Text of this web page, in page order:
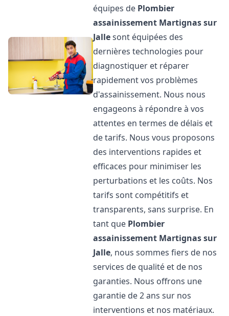
équipes de Plombier
assainissement Martignas sur
Jallesont équipées des
dernières technologies pour
diagnostiquer et réparer
rapidement vos problèmes
d'assainissement. Nous nous
engageons à répondre à vos
attentes en termes de délais et
de tarifs. Nous vous proposons
des interventions rapides et
efficaces pour minimiser les
perturbations et les coûts. Nos
tarifs sont compétitifs et
transparents, sans surprise. En
tant que Plombier
assainissement Martignas sur
Jalle, nous sommes fiers de nos
services de qualité et de nos
garanties. Nous offrons une
garantie de 2 ans sur nos
interventions et nos matériaux.